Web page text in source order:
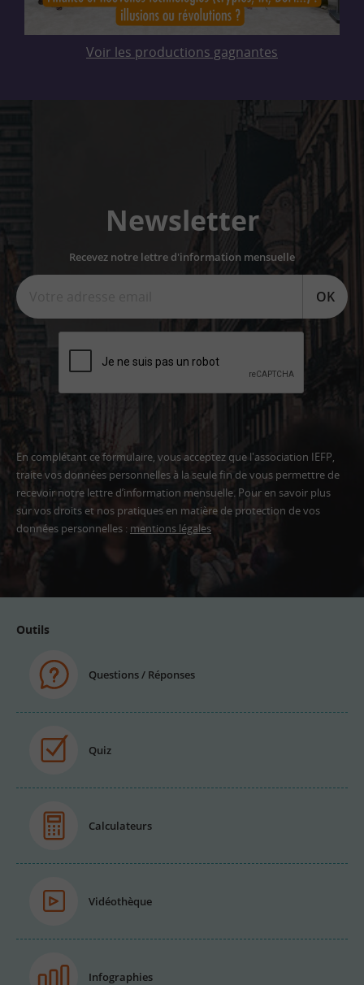
Voir les productions gagnantes
Newsletter
Recevez notre lettre d'information mensuelle
OK
En complétant ce formulaire, vous acceptez que l'association IEFP,
traite vos données personnelles à la seule fin de vous permettre de
recevoir notre lettre d’information mensuelle. Pour en savoir plus
sur vos droits et nos pratiques en matière de protection de vos
données personnelles : mentions légales
Adresse
Outils
Questions / Réponses
Quiz
Calculateurs
Vidéothèque
Infographies